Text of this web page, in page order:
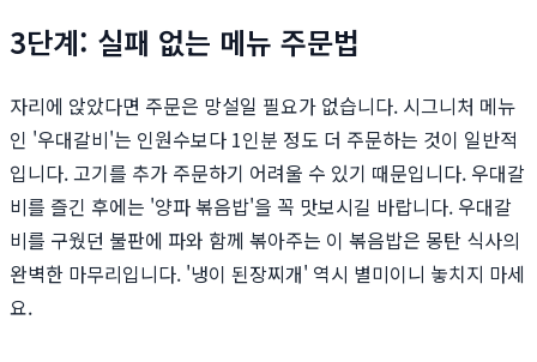
3단계: 실패 없는 메뉴 주문법
자리에 앉았다면 주문은 망설일 필요가 없습니다. 시그니처 메뉴
인 '우대갈비'는 인원수보다 1인분 정도 더 주문하는 것이 일반적
입니다. 고기를 추가 주문하기 어려울 수 있기 때문입니다. 우대갈
비를 즐긴 후에는 '양파 볶음밥'을 꼭 맛보시길 바랍니다. 우대갈
비를 구웠던 불판에 파와 함께 볶아주는 이 볶음밥은 몽탄 식사의
완벽한 마무리입니다. '냉이 된장찌개' 역시 별미이니 놓치지 마세
요.